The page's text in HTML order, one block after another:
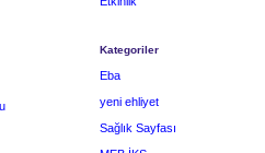
Kategoriler
Eba
yeni ehliyet
Sağlık Sayfası